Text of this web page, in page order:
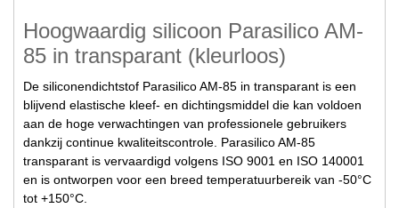
Hoogwaardig silicoon Parasilico AM-
85 in transparant (kleurloos)
De siliconendichtstof Parasilico AM-85 in transparant is een
blijvend elastische kleef- en dichtingsmiddel die kan voldoen
aan de hoge verwachtingen van professionele gebruikers
dankzij continue kwaliteitscontrole. Parasilico AM-85
transparant is vervaardigd volgens ISO 9001 en ISO 140001
en is ontworpen voor een breed temperatuurbereik van -50°C
tot +150°C.